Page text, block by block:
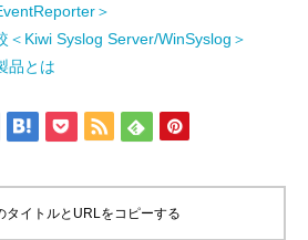
＞
＜Kiwi Syslog Server/WinSyslog＞
品とは
タイトルとURLをコピーする